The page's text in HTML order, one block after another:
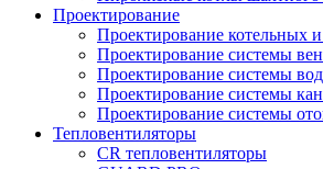
Проектирование
Проектирование котельных
Проектирование системы
Проектирование системы
Проектирование системы
Проектирование системы
Тепловентиляторы
CR тепловентиляторы